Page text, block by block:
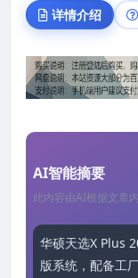
详情介绍
AI智能摘要
此内容由AI根据文章
华硕天选X Plus
版系统，配备工